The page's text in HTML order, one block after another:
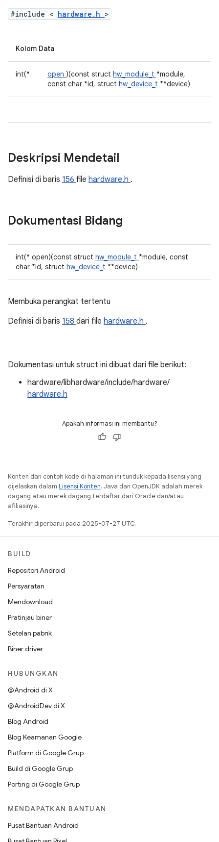
#include < hardware.h >
Kolom Data
int(* open )(const struct hw_module_t *module,
const char *id, struct hw_device_t **device)
Deskripsi Mendetail
Definisi di baris 156 file hardware.h .
Dokumentasi Bidang
int(* open)(const struct hw_module_t *module, const
char *id, struct hw_device_t **device)
Membuka perangkat tertentu
Definisi di baris 158 dari file hardware.h .
Dokumentasi untuk struct ini dibuat dari file berikut:
hardware/libhardware/include/hardware/
hardware.h
Apakah informasi ini membantu?
Konten dan contoh kode di halaman ini tunduk kepada lisensi yang
dijelaskan dalam Lisensi Konten. Java dan OpenJDK adalah merek
dagang atau merek dagang terdaftar dari Oracle dan/atau
afiliasinya.
Terakhir diperbarui pada 2025-07-27 UTC.
BUILD
Repositori Android
Persyaratan
Mendownload
Pratinjau biner
Setelan pabrik
Biner driver
HUBUNGKAN
@Android di X
@AndroidDev di X
Blog Android
Blog Keamanan Google
Platform di Google Grup
Build di Google Grup
Porting di Google Grup
MENDAPATKAN BANTUAN
Pusat Bantuan Android